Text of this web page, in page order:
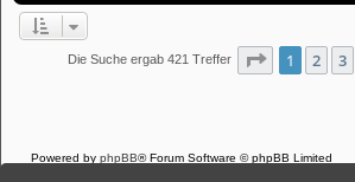
Die Suche ergab 421 Treffer Seite 1von
1 2 3
Powered by phpBB® Forum Software © phpBB Limited